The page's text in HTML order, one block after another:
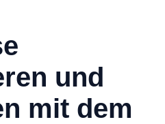
und
mit dem